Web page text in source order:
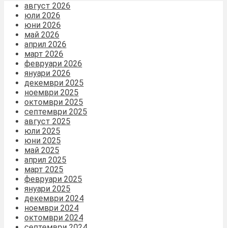
август 2026
юли 2026
юни 2026
май 2026
април 2026
март 2026
февруари 2026
януари 2026
декември 2025
ноември 2025
октомври 2025
септември 2025
август 2025
юли 2025
юни 2025
май 2025
април 2025
март 2025
февруари 2025
януари 2025
декември 2024
ноември 2024
октомври 2024